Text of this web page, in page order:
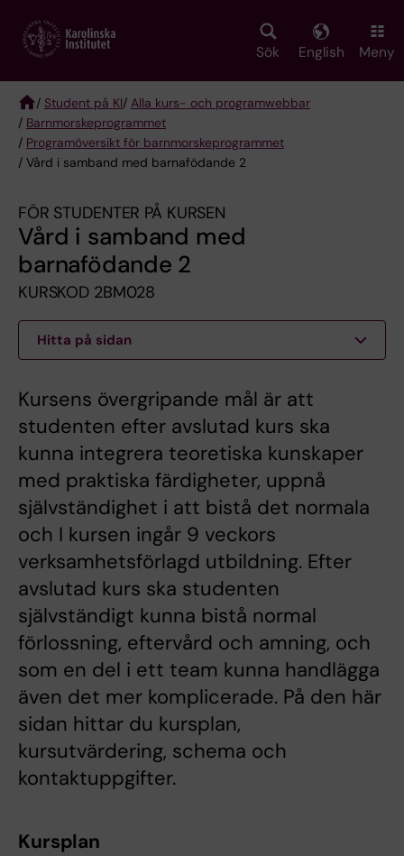
main
Sök English Meny
Breadcrumb
/ Student på KI/ Alla kurs- och programwebbar
/ Barnmorskeprogrammet
/ Programöversikt för barnmorskeprogrammet
/ Vård i samband med barnafödande 2
FÖR STUDENTER PÅ KURSEN
Vård i samband med
barnafödande 2
KURSKOD 2BM028
Hitta på sidan
Kursens övergripande mål är att
studenten efter avslutad kurs ska
kunna ​integrera teoretiska kunskaper
med praktiska färdigheter, uppnå
självständighet i att bistå det normala
och I kursen ingår 9 veckors
verksamhetsförlagd utbildning. Efter
avslutad kurs ska studenten
självständigt kunna bistå normal
förlossning, eftervård och amning, och
som en del i ett team kunna handlägga
även det mer komplicerade. På den här
sidan hittar du kursplan,
kursutvärdering, schema och
kontaktuppgifter.
Kursplan